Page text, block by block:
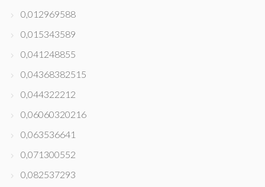
0,012969588
0,015343589
0,041248855
0,04368382515
0,044322212
0,06060320216
0,063536641
0,071300552
0,082537293